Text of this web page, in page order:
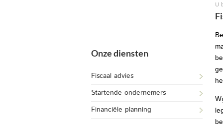
Onze diensten
Fiscaal advies
Startende ondernemers
Financiële planning
U